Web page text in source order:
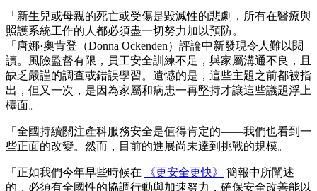
「新生兒或母親的死亡或受傷是毀滅性的悲劇，所有在醫療與
照護系統工作的人都必須盡一切努力加以預防。
「唐娜·奧肯登（Donna Ockenden）評論中新發現令人難以閱
讀。風險監督有限，員工安全訓練不足，與家屬溝通不良，且
缺乏嚴謹的調查或錯誤學習。遺憾的是，這些主題之前都被指
出，但又一次，是因為家屬和病患一再堅持才讓這些議題浮上
檯面。
「全國持續關注產科服務安全是值得肯定的——我們也看到一
些正面的改變。然而，目前的進展尚未達到挑戰的規模。
「正如我們今年早些時候在 《更安全更快》
簡報中所闡述
的，必須有全國性的協調行動與加速努力，確保安全改善能以